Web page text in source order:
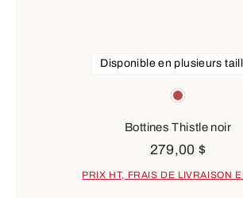
red
Disponible en plusieurs
Bottines Thistle noir
279,00 $
PRIX HT, FRAIS DE LIVRAISON